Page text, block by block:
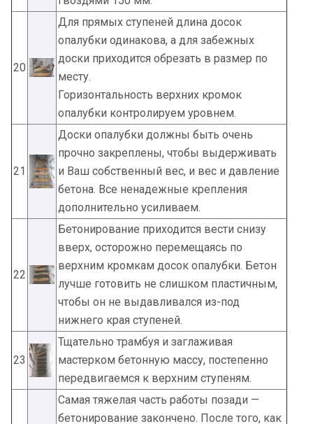
20
Для прямых ступеней длина досок
опалубки одинакова, а для забежных
доски приходится обрезать в размер по
месту.
Горизонтальность верхних кромок
опалубки контролируем уровнем.
21
Доски опалубки должны быть очень
прочно закреплены, чтобы выдерживать
и Ваш собственный вес, и вес и давление
бетона. Все ненадежные крепления
дополнительно усиливаем.
22
Бетонирование приходится вести снизу
вверх, осторожно перемещаясь по
верхним кромкам досок опалубки. Бетон
лучше готовить не слишком пластичным,
чтобы он не выдавливался из-под
нижнего края ступеней.
23
Тщательно трамбуя и заглаживая
мастерком бетонную массу, постепенно
передвигаемся к верхним ступеням.
Самая тяжелая часть работы позади —
бетонирование закончено. После того, как